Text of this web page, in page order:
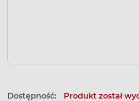
Dostępność: Produkt został